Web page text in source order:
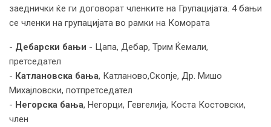
заеднички ќе ги договорат членките на Групацијата. 4 бањи
се членки на групацијата во рамки на Комората
- Дебарски бањи - Цапа, Дебар, Трим Ќемали,
претседател
- Катлановска бања, Катланово,Скопје, Др. Мишо
Михајловски, потпретседател
- Негорска бања, Негорци, Гевгелија, Коста Костовски,
член